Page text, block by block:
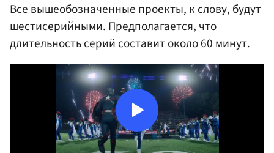
Все вышеобозначенные проекты, к слову, будут
шестисерийными. Предполагается, что
длительность серий составит около 60 минут.